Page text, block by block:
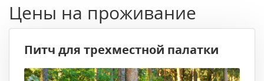
Цены на проживание
Питч для трехместной палатки